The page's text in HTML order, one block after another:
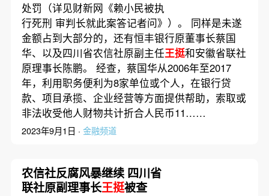
处罚（详见财新网《赖小民被执
行死刑 审判长就此案答记者问》）。 同样是未遂
金额占到大部分的，还有恒丰银行原董事长蔡国
华、以及四川省农信社原副主任王挺和安徽省联社
原理事长陈鹏。 经查，蔡国华从2006年至2017
年，利用职务便利为8家单位或个人，在银行贷
款、项目承揽、企业经营等方面提供帮助，索取或
非法收受他人财物共计折合人民币11……
2023年9月1日 · 金融频道
农信社反腐风暴继续 四川省
联社原副理事长王挺被查